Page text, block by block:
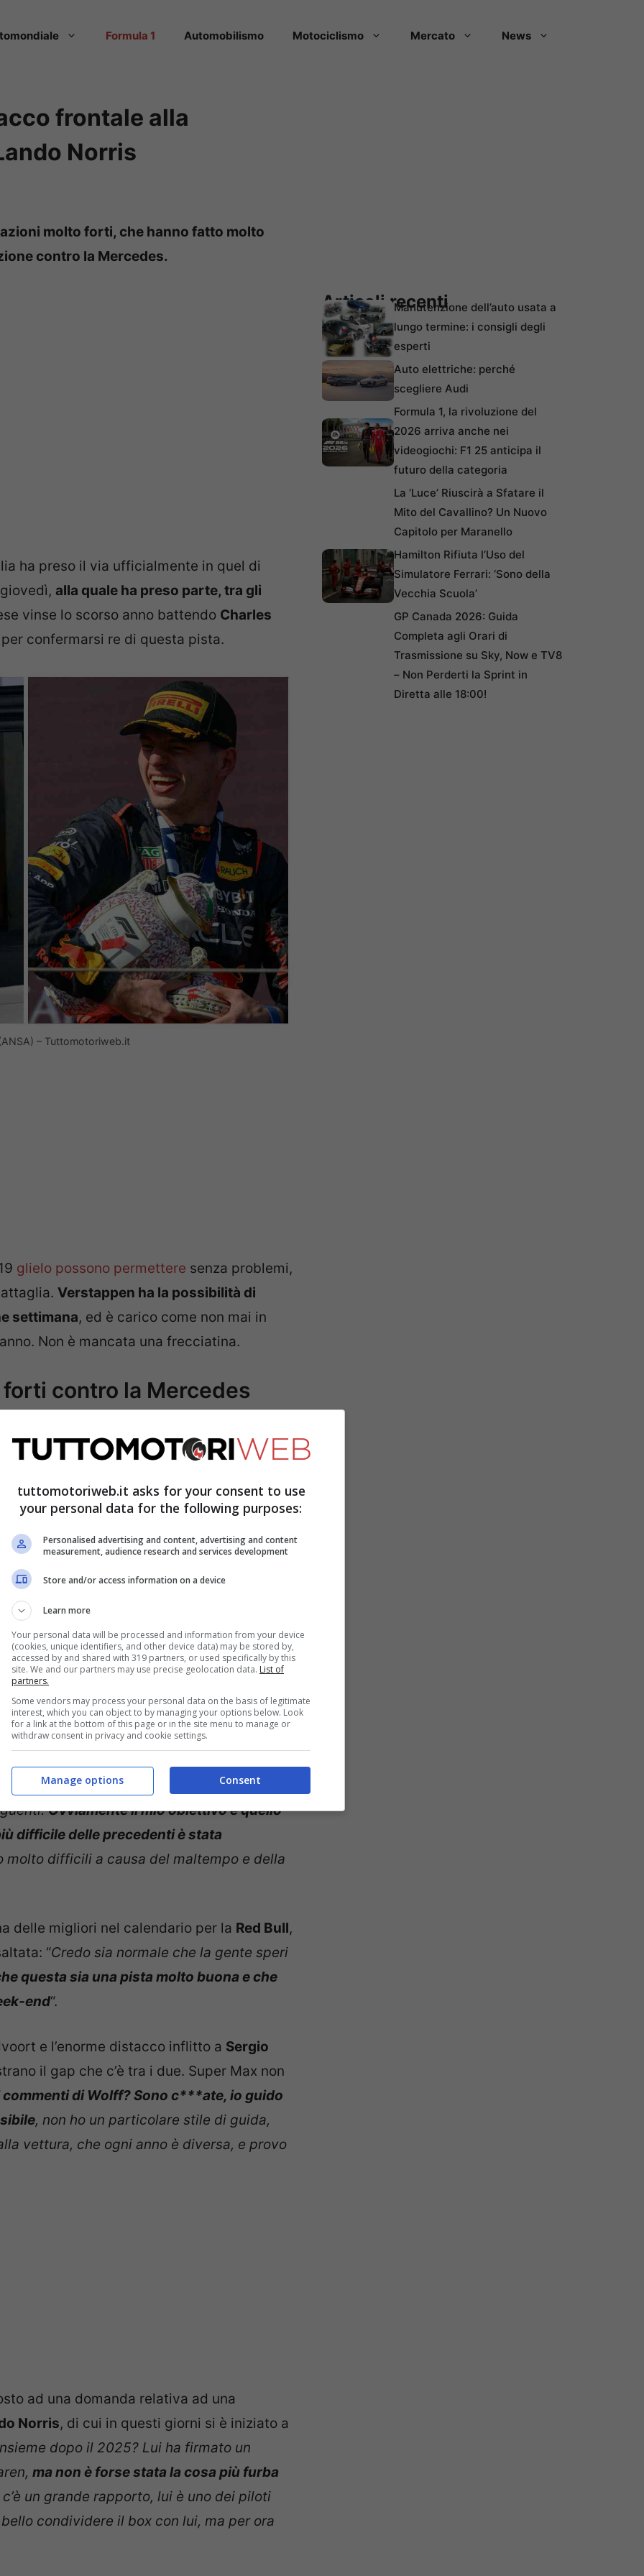
Formula 1 Automobilismo Motociclismo Mercato News
frontale alla
Norris
molto forti, che hanno fatto molto
contro la Mercedes.
ha preso il via ufficialmente in quel di
alla quale ha preso parte, tra gli
vinse lo scorso anno battendo Charles
confermarsi re di questa pista.
– Tuttomotoriweb.it
glielo possono permettere senza problemi,
Verstappen ha la possibilità di
settimana, ed è carico come non mai in
Non è mancata una frecciatina.
contro la Mercedes
favorito in
Il campione del mondo è stato uno dei grandi
dell’appuntamento brianzolo, dove vuole
il record di vittorie di fila di
e pensavo che nessuno sarebbe mai
Ovviamente il mio obiettivo è quello
difficile delle precedenti è stata
molto difficili a causa del maltempo e della
delle migliori nel calendario per la Red Bull,
“Credo sia normale che la gente speri
questa sia una pista molto buona e che
end“.
e l’enorme distacco inflitto a Sergio
il gap che c’è tra i due. Super Max non
commenti di Wolff? Sono c***ate, io guido
, non ho un particolare stile di guida,
vettura, che ogni anno è diversa, e provo
ad una domanda relativa ad una
Norris, di cui in questi giorni si è iniziato a
dopo il 2025? Lui ha firmato un
ma non è forse stata la cosa più furba
c’è un grande rapporto, lui è uno dei piloti
condividere il box con lui, ma per ora
Articoli recentiManutenzione dell’auto usata a
lungo termine: i consigli degli
esperti
Auto elettriche: perché
scegliere Audi
Formula 1, la rivoluzione del
2026 arriva anche nei
videogiochi: F1 25 anticipa il
futuro della categoria
La ‘Luce’ Riuscirà a Sfatare il
Mito del Cavallino? Un Nuovo
Capitolo per Maranello
Hamilton Rifiuta l’Uso del
Simulatore Ferrari: ‘Sono della
Vecchia Scuola’
GP Canada 2026: Guida
Completa agli Orari di
Trasmissione su Sky, Now e TV8
– Non Perderti la Sprint in
Diretta alle 18:00!
tuttomotoriweb.it asks for your consent to use
your personal data for the following purposes:
Personalised advertising and content, advertising and content
measurement, audience research and services development
Store and/or access information on a device
Learn more
Your personal data will be processed and information from your device
(cookies, unique identifiers, and other device data) may be stored by,
accessed by and shared with 319 partners, or used specifically by this
site. We and our partners may use precise geolocation data. List of
partners.
Some vendors may process your personal data on the basis of legitimate
interest, which you can object to by managing your options below. Look
for a link at the bottom of this page or in the site menu to manage or
withdraw consent in privacy and cookie settings.
Consent
Manage options